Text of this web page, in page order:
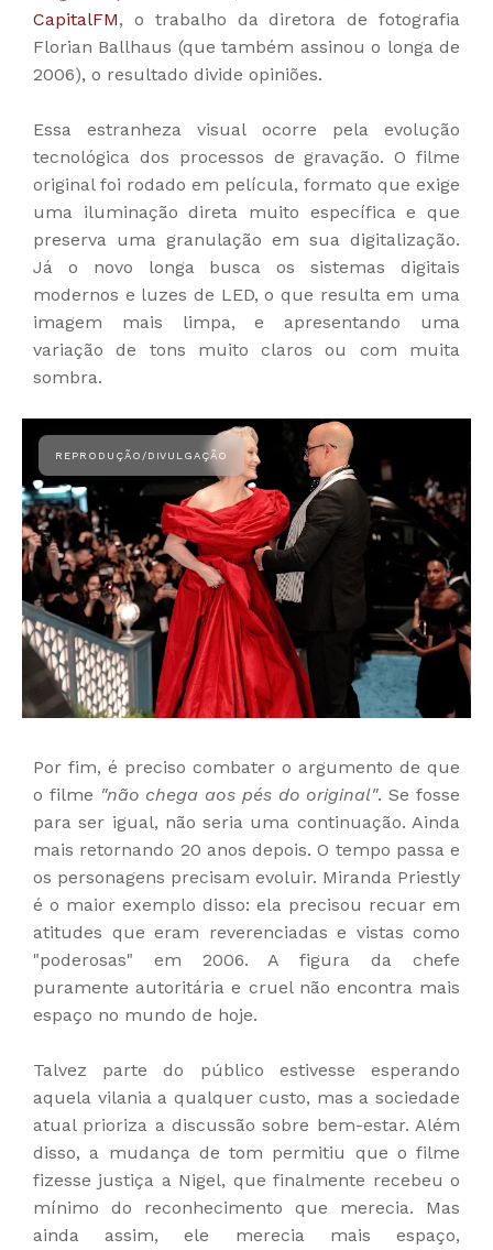
CapitalFM, o trabalho da diretora de fotografia
Florian Ballhaus (que também assinou o longa de
2006), o resultado divide opiniões.
Essa estranheza visual ocorre pela evolução
tecnológica dos processos de gravação. O filme
original foi rodado em película, formato que exige
uma iluminação direta muito específica e que
preserva uma granulação em sua digitalização.
Já o novo longa busca os sistemas digitais
modernos e luzes de LED, o que resulta em uma
imagem mais limpa, e apresentando uma
variação de tons muito claros ou com muita
sombra.
Por fim, é preciso combater o argumento de que
o filme "não chega aos pés do original". Se fosse
para ser igual, não seria uma continuação. Ainda
mais retornando 20 anos depois. O tempo passa e
os personagens precisam evoluir. Miranda Priestly
é o maior exemplo disso: ela precisou recuar em
atitudes que eram reverenciadas e vistas como
"poderosas" em 2006. A figura da chefe
puramente autoritária e cruel não encontra mais
espaço no mundo de hoje.
Talvez parte do público estivesse esperando
aquela vilania a qualquer custo, mas a sociedade
atual prioriza a discussão sobre bem-estar. Além
disso, a mudança de tom permitiu que o filme
fizesse justiça a Nigel, que finalmente recebeu o
mínimo do reconhecimento que merecia. Mas
ainda assim, ele merecia mais espaço,